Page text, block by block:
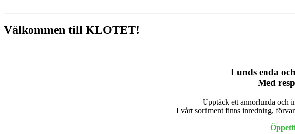
Välkommen till KLOTET!
Lunds enda
Med
Upptäck ett annorlunda och
I vårt sortiment finns inredning,